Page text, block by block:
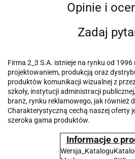
Opinie i
Zadaj
Firma 2_3 S.A. istnieje na rynku od 1996
projektowaniem, produkcją oraz
produktów komunikacji wizualnej z
szkoły, instytucji administracji
branż, rynku reklamowego, jak również
Charakterystyczną cechą naszej oferty
szeroka gama produktów.
Informacje o
Wersja_Katalogu